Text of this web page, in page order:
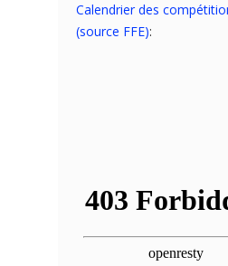
Calendrier des
(source FFE):